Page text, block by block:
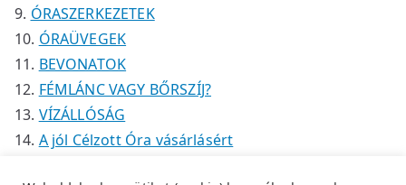
ÓRASZERKEZETEK
ÓRAÜVEGEK
BEVONATOK
FÉMLÁNC VAGY BŐRSZÍJ?
VÍZÁLLÓSÁG
A jól Célzott Óra vásárlásért